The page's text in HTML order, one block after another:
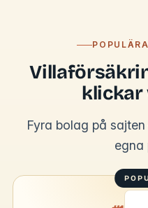
klickar
Fyra bolag på
egna